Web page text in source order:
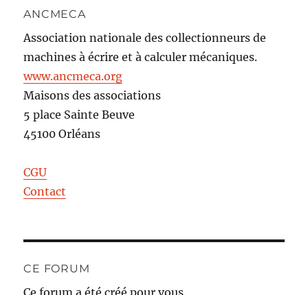
ANCMECA
Association nationale des collectionneurs de
machines à écrire et à calculer mécaniques.
www.ancmeca.org
Maisons des associations
5 place Sainte Beuve
45100 Orléans
CGU
Contact
CE FORUM
Ce forum a été créé pour vous.